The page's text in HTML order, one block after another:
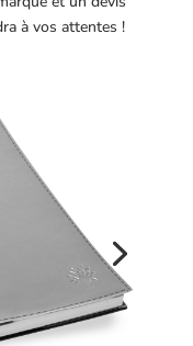
à vos attentes !